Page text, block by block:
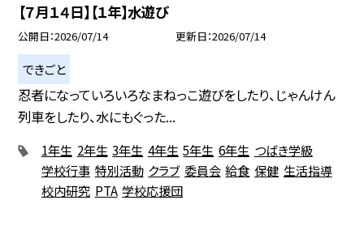
【７月１４日】【１年】水遊び
公開日 2026/07/14 更新日 2026/07/14
できごと
忍者になっていろいろなまねっこ遊びをしたり、じゃんけん
列車をしたり、水にもぐった...
1年生 2年生 3年生 4年生 5年生 6年生 つばき学級
学校行事 特別活動 クラブ 委員会 給食 保健 生活指導
校内研究 PTA 学校応援団